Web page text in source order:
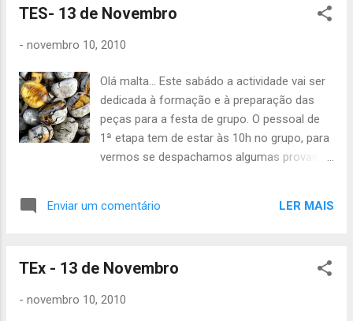
de 2011: 120€ Informo todos que devem
chefes que opção vão adoptar, sendo que a
AcNac 2011. Chefia do 2ºGrupo
TES- 13 de Novembro
- novembro 10, 2010
Olá malta... Este sabádo a actividade vai ser
dedicada à formação e à preparação das
peças para a festa de grupo. O pessoal de
1ª etapa tem de estar às 10h no grupo, para
vermos se despachamos algumas provas,
quiserem tirar provas ,têm de dizer aos
no grupo às 13h , para o conselho de guias,
tarde vai ser dedicada à preparação das
Enviar um comentário LER MAIS
TEx - 13 de Novembro
- novembro 10, 2010